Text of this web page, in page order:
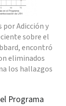
Adicción y
sobre el
encontró
eliminados
los hallazgos
Programa